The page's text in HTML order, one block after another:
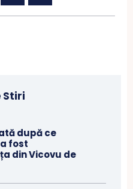
Stiri
după ce
fost
din Vicovu de